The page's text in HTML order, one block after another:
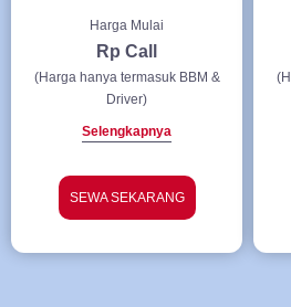
Harga Mulai
Rp Call
(Harga hanya termasuk BBM &
Driver)
Selengkapnya
SEWA SEKARANG